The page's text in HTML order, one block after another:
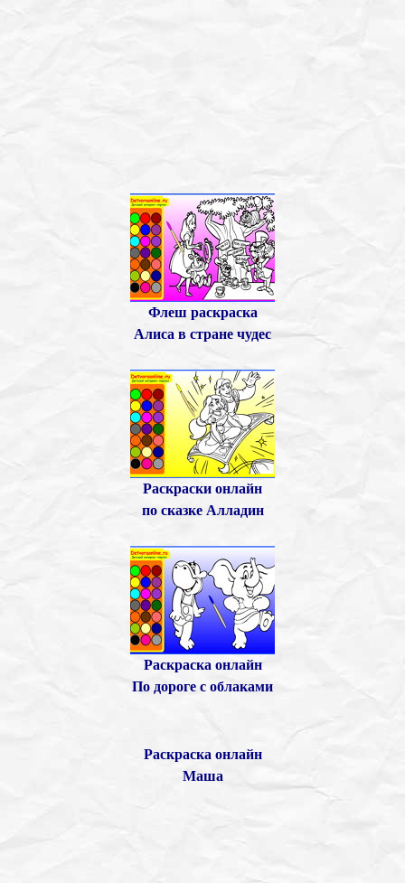
Флеш раскраска
Алиса в стране чудес
Раскраски онлайн
по сказке Алладин
Раскраска онлайн
По дороге с облаками
Раскраска онлайн
Маша